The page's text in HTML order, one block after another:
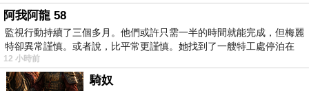
阿我阿龍 58
監視行動持續了三個多月。他們或許只需一半的時間就能完成，但梅麗
特卻異常謹慎。或者說，比平常更謹慎。她找到了一艘特工處停泊在
12 小時前
騎奴